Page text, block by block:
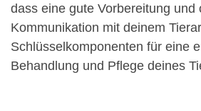
dass eine gute Vorbereitung und
Kommunikation mit deinem
Schlüsselkomponenten für eine
Behandlung und Pflege deines